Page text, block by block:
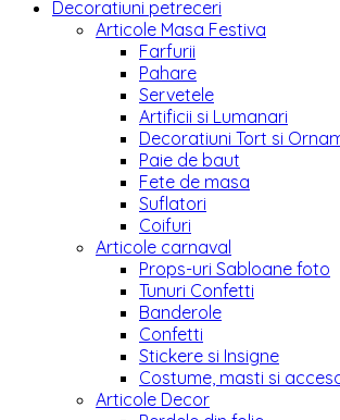
Decoratiuni petreceri
Articole Masa Festiva
Farfurii
Pahare
Servetele
Artificii si Lumanari
Decoratiuni Tort si
Paie de baut
Fete de masa
Suflatori
Coifuri
Articole carnaval
Props-uri Sabloane foto
Tunuri Confetti
Banderole
Confetti
Stickere si Insigne
Costume, masti si
Articole Decor